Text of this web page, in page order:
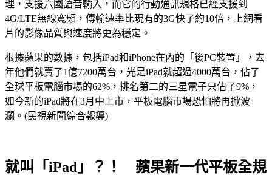
理，支援六國語音輸入，而它的行動通訊規格已經支援到
4G/LTE無線寬頻，傳輸速率比現有的3G快了約10倍，上網看
片的影像品質與速度將更為穩定。
根據蘋果的數據，包括iPad和iPhone在內的「後PC裝置」，去
年他們就賣了1億7200萬台，光是iPad就超過4000萬台，佔了
全球平板電腦市場的62%，排名第二的三星電子只佔了9%，
如今新的iPad將在3月中上市，平板電腦市場恐怕將再掀波
瀾。(民視新聞綜合報導)
就叫「iPad」？！ 蘋果新一代平板全規